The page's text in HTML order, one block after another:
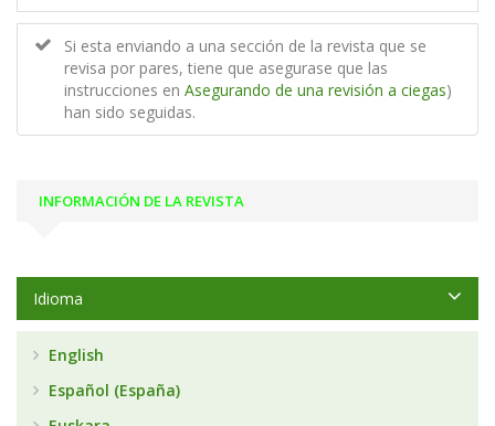
Si esta enviando a una sección de la revista que se
revisa por pares, tiene que asegurase que las
instrucciones en Asegurando de una revisión a ciegas)
han sido seguidas.
INFORMACIÓN DE LA REVISTA
Idioma
English
Español (España)